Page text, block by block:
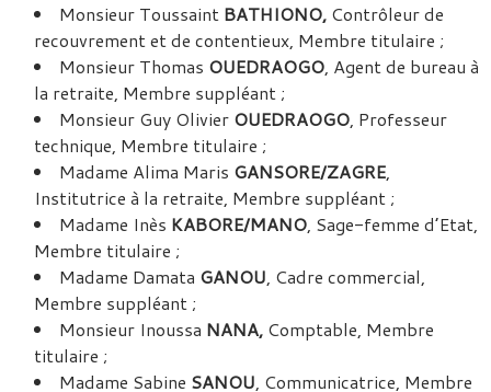
Monsieur Toussaint BATHIONO, Contrôleur de
recouvrement et de contentieux, Membre titulaire ;
Monsieur Thomas OUEDRAOGO, Agent de bureau à
la retraite, Membre suppléant ;
Monsieur Guy Olivier OUEDRAOGO, Professeur
technique, Membre titulaire ;
Madame Alima Maris GANSORE/ZAGRE,
Institutrice à la retraite, Membre suppléant ;
Madame Inès KABORE/MANO, Sage-femme d’Etat,
Membre titulaire ;
Madame Damata GANOU, Cadre commercial,
Membre suppléant ;
Monsieur Inoussa NANA, Comptable, Membre
titulaire ;
Madame Sabine SANOU, Communicatrice, Membre